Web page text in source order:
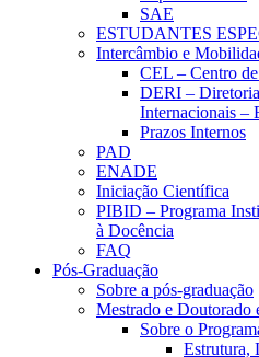
SAE
ESTUDANTES
Intercâmbio e
CEL – Centro
DERI –
Internacionais –
Prazos Internos
PAD
ENADE
Iniciação Científica
PIBID – Programa
à Docência
FAQ
Pós-Graduação
Sobre a pós-graduação
Mestrado e Doutorado
Sobre o
Estrutura,